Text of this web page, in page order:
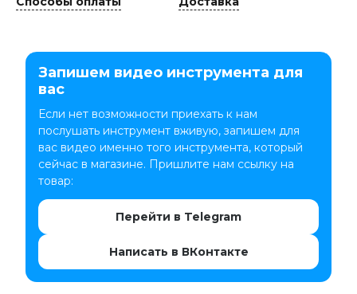
Запишем видео инструмента для
вас
Если нет возможности приехать к нам
послушать инструмент вживую, запишем для
вас видео именно того инструмента, который
сейчас в магазине. Пришлите нам ссылку на
товар:
Перейти в Telegram
Написать в ВКонтакте